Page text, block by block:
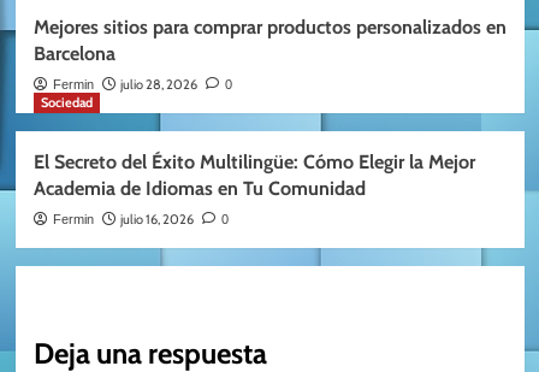
Mejores sitios para comprar productos personalizados en
Barcelona
Fermin julio 28, 2026 0
Sociedad
El Secreto del Éxito Multilingüe: Cómo Elegir la Mejor
Academia de Idiomas en Tu Comunidad
Fermin julio 16, 2026 0
Deja una respuesta